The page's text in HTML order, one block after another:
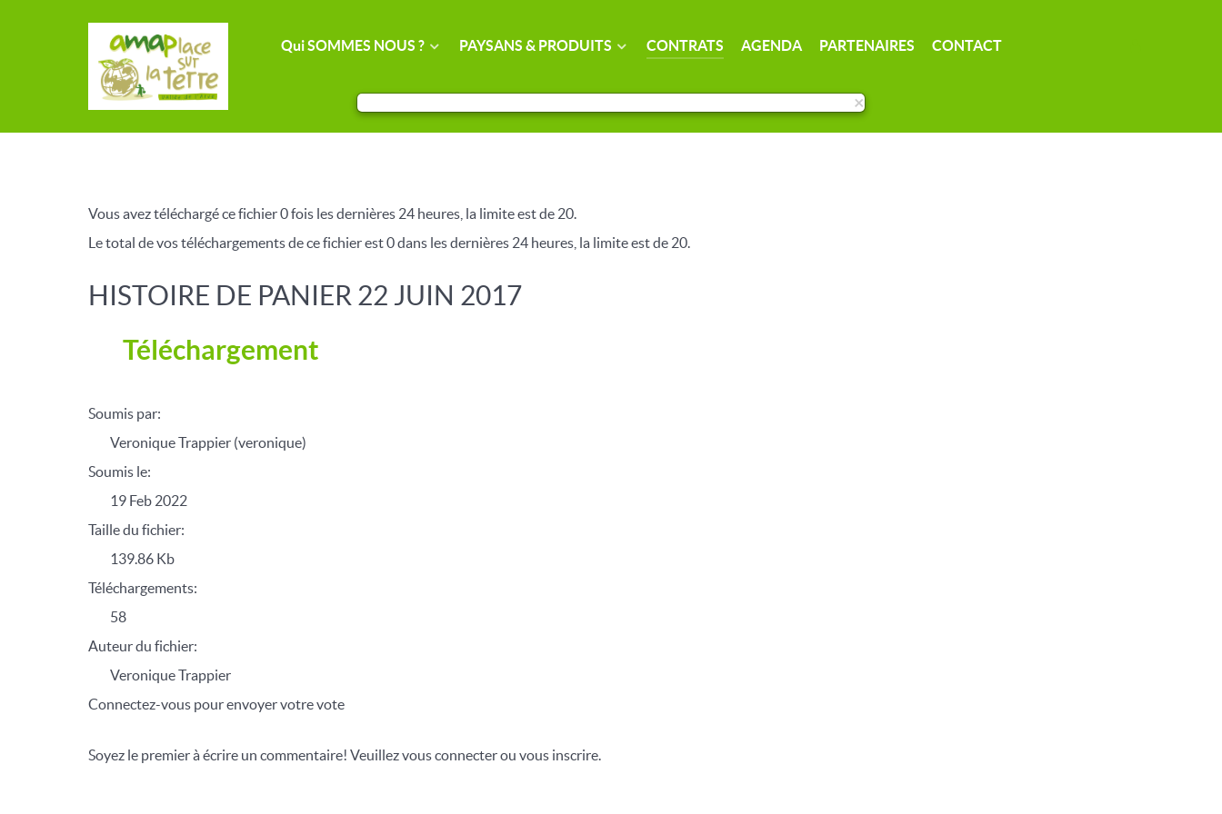
Qui SOMMES NOUS ? PAYSANS & PRODUITS CONTRATS AGENDA PARTENAIRES CONTACT
Vous avez téléchargé ce fichier 0 fois les dernières 24 heures, la limite est de 20.
Le total de vos téléchargements de ce fichier est 0 dans les dernières 24 heures, la limite est de 20.
HISTOIRE DE PANIER 22 JUIN 2017
Téléchargement
Soumis par:
Veronique Trappier (veronique)
Soumis le:
19 Feb 2022
Taille du fichier:
139.86 Kb
Téléchargements:
58
Auteur du fichier:
Veronique Trappier
Connectez-vous pour envoyer votre vote
Soyez le premier à écrire un commentaire! Veuillez vous connecter ou vous inscrire.
×